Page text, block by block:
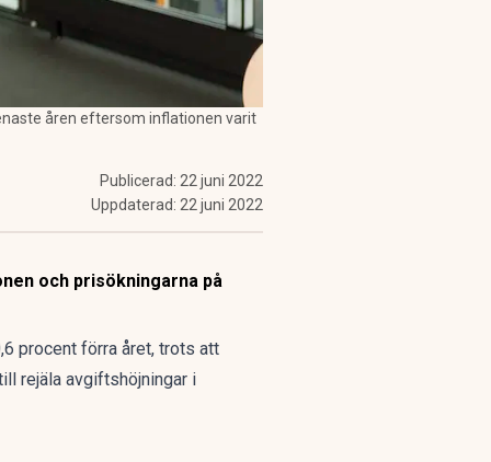
åren eftersom inflationen varit
Publicerad: 22 juni 2022
Uppdaterad: 22 juni 2022
och prisökningarna på
procent förra året, trots att
rejäla avgiftshöjningar i